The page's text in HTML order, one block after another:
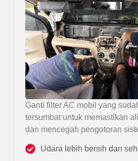
Ganti filter AC mobil yang
tersumbat untuk memastikan
dan mencegah pengotoran
Udara lebih bersih dan